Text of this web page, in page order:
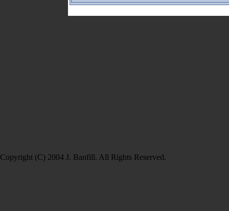
Copyright (C) 2004 J. Banfill. All Rights Reserved.